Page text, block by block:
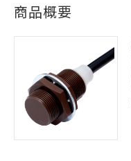
商品概要